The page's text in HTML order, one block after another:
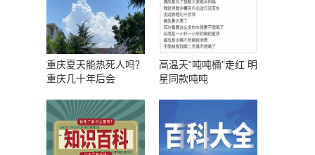
重庆夏天能热死人吗？
重庆几十年后会
高温天“吨吨桶”走红 明
星同款吨吨